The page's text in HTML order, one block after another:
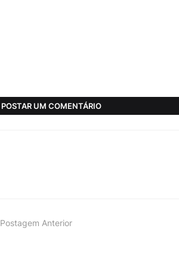
POSTAR UM COMENTÁRIO
Postagem Anterior